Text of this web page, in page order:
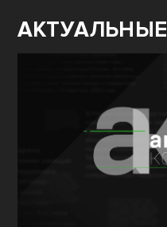
АКТУАЛЬНЫЕ